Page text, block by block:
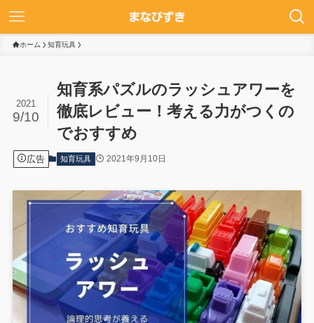
ホーム 知育玩具
知育系パズルのラッシュアワーを
徹底レビュー！考える力がつくの
でおすすめ
2021
9/10
広告 知育玩具 2021年9月10日